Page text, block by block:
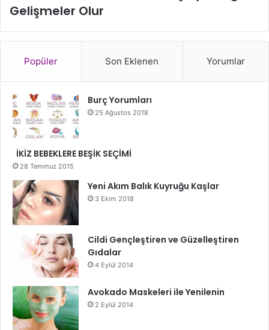
Gelişmeler Olur
Popüler Son Eklenen Yorumlar
Burç Yorumları
25 Ağustos 2018
İKİZ BEBEKLERE BEŞİK SEÇİMİ
28 Temmuz 2015
Yeni Akım Balık Kuyruğu Kaşlar
3 Ekim 2018
Cildi Gençleştiren ve Güzelleştiren
Gıdalar
4 Eylül 2014
Avokado Maskeleri ile Yenilenin
2 Eylül 2014